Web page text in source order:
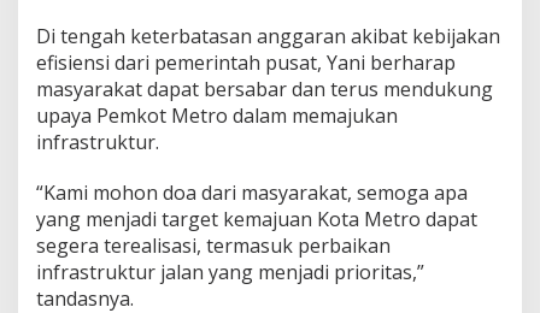
Di tengah keterbatasan anggaran akibat kebijakan
efisiensi dari pemerintah pusat, Yani berharap
masyarakat dapat bersabar dan terus mendukung
upaya Pemkot Metro dalam memajukan
infrastruktur.
“Kami mohon doa dari masyarakat, semoga apa
yang menjadi target kemajuan Kota Metro dapat
segera terealisasi, termasuk perbaikan
infrastruktur jalan yang menjadi prioritas,”
tandasnya.